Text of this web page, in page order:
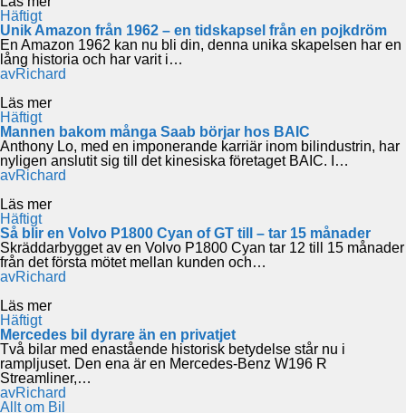
Häftigt
Unik Amazon från 1962 – en tidskapsel från en pojkdröm
En Amazon 1962 kan nu bli din, denna unika skapelsen har en
lång historia och har varit i…
avRichard
Läs mer
Häftigt
Mannen bakom många Saab börjar hos BAIC
Anthony Lo, med en imponerande karriär inom bilindustrin, har
nyligen anslutit sig till det kinesiska företaget BAIC. I…
avRichard
Läs mer
Häftigt
Så blir en Volvo P1800 Cyan of GT till – tar 15 månader
Skräddarbygget av en Volvo P1800 Cyan tar 12 till 15 månader
från det första mötet mellan kunden och…
avRichard
Läs mer
Häftigt
Mercedes bil dyrare än en privatjet
Två bilar med enastående historisk betydelse står nu i
rampljuset. Den ena är en Mercedes-Benz W196 R
Streamliner,…
avRichard
Allt om Bil